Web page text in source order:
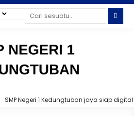
SMP Negeri 1 Kedungtuban jaya siap digital !